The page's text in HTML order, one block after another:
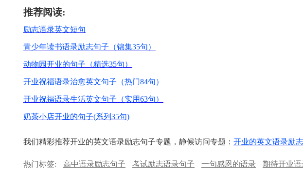
推荐阅读:
励志语录英文短句
青少年读书语录励志句子（锦集35句）
动物园开业的句子（精选35句）
开业祝福语录治愈英文句子（热门84句）
开业祝福语录生活英文句子（实用63句）
奶茶小店开业的句子(系列35句)
我们精彩推荐开业的英文语录励志句子专题，静候访问专题： 开业的英文语录励
热门标签: 高中语录励志句子 考试励志语录句子 一句感恩的语录 期待开业语